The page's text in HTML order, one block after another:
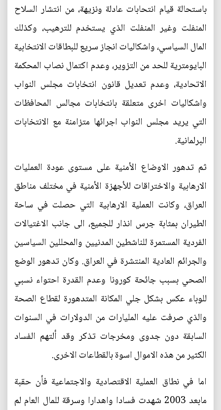
باستحالة قيام انتحابات عادلة ونزيهة، من انتشار السلاح
المنفلت وغير المنفلت الذي يستخدم للترهيب، وكذلك
المال السياسي، واشكاليات انجاز سريع للبطاقات الانتخابية
البايومترية للحد من التزوير، وعدم اكتمال نصاب المحكمة
الاتحادية، وعدم تعديل قانون انتخابات مجلس النواب
واشكاليات اخرى متعلقة بانتخابات مجالس المحافظات
التي يريد مجلس النواب اجرائها متزامنة مع الانتخابات
البرلمانية.
ثم تدهور الاوضاع الأمنية على مستوى عودة العمليات
الارهابية والاختراقات للأجهزة الأمنية في مختلف مناطق
العراق، وكانت العملية الارهابية التي حصلت في ساحة
الطيران بمثابة جرس انذار للجميع، الى جانب الاغتيالات
الفردية المستمرة للناشطين المدنيين والمحللين السياسين
والجرائم العادية المنتشرة في العراق. وكان تدهور الوضع
الصحي بسبب جائحة كورونا وعدم القدرة احتواء نسبي
للوباء عكس بشكل جلي المكانة المتدهورة لقطاع الصحة
والذي صرفت عليه المليارات من الدولارات في السنوات
السابقة دون جدوى ومخرجات تذكر وقد ألتهم الفساد
الكثير من هذه الاموال اسوة بالقطاعات الاخرى.
اما في نطاق العملية الاقتصادية والاجتماعية فأن حقبة
مابعد 2003 شهدت فسادا واهدارا وسرقة للمال العام لم